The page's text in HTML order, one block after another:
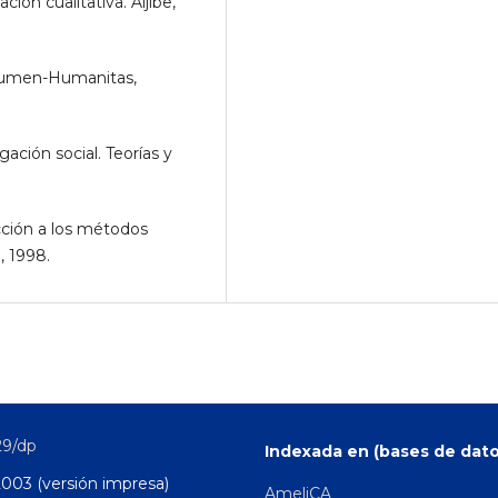
Humanitas,
social. Teorías y
a los métodos
1998.
dp
(versión impresa)
Indexada en (bases de
AmeliCA